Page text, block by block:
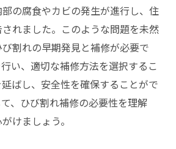
の腐食やカビの発生が進行し、住
れました。このような問題を未然
割れの早期発見と補修が必要で
い、適切な補修方法を選択するこ
ばし、安全性を確保することがで
、ひび割れ補修の必要性を理解
けましょう。